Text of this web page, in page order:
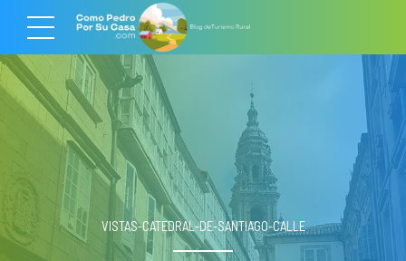
VISTAS-CATEDRAL-DE-SANTIAGO-CALLE